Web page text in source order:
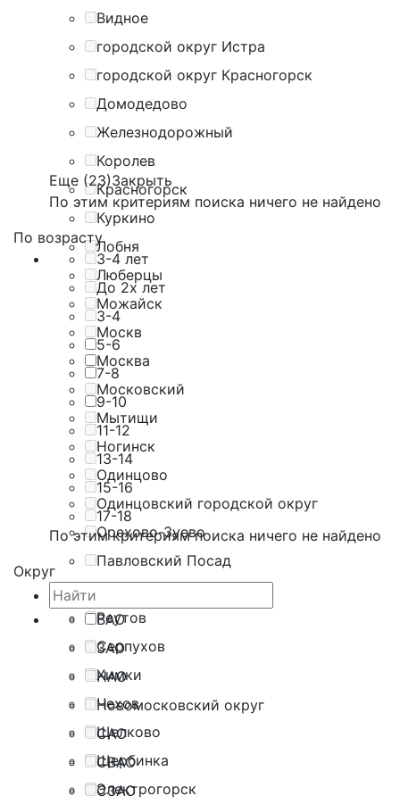
Видное
городской округ Истра
городской округ Красногорск
Домодедово
Железнодорожный
Королев
Красногорск
Куркино
Лобня
Люберцы
Можайск
Москв
Москва
Московский
Мытищи
Ногинск
Одинцово
Одинцовский городской округ
Орехово-Зуево
Павловский Посад
Реутов
Серпухов
Химки
Чехов
Щелково
Щербинка
Электрогорск
Еще (23)Закрыть
По этим критериям поиска ничего не найдено
По возрасту
3-4 лет
До 2х лет
3-4
5-6
7-8
9-10
11-12
13-14
15-16
17-18
По этим критериям поиска ничего не найдено
Округ
ВАО
ЗАО
НАО
Новомосковский округ
САО
СВАО
СЗАО